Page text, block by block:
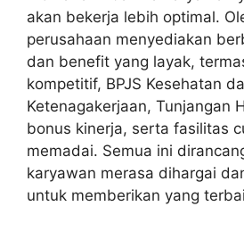
akan bekerja lebih optimal.
perusahaan menyediakan
dan benefit yang layak,
kompetitif, BPJS Kesehatan
Ketenagakerjaan, Tunjangan
bonus kinerja, serta fasilitas
memadai. Semua ini
karyawan merasa dihargai
untuk memberikan yang